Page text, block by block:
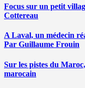
Focus sur un petit
Cottereau
A Laval, un médecin
Par Guillaume Frouin
Sur les pistes du
marocain